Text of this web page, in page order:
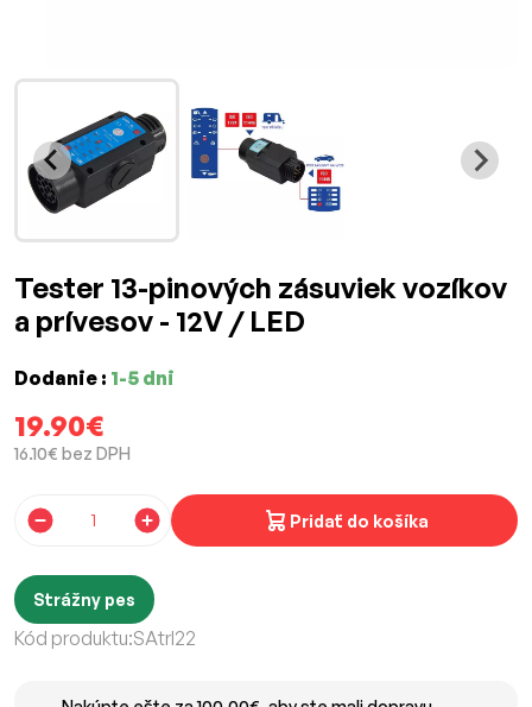
Tester 13-pinových zásuviek vozíkov
a prívesov - 12V / LED
Dodanie : 1-5 dni
19.90€
16.10€ bez DPH
Pridať do košíka
Strážny pes
Kód produktu:SAtrl22